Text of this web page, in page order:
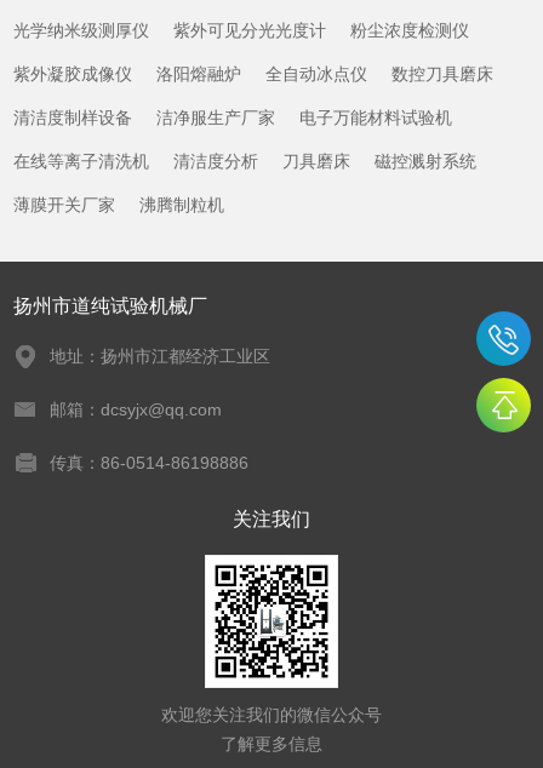
光学纳米级测厚仪 紫外可见分光光度计 粉尘浓度检测仪
紫外凝胶成像仪 洛阳熔融炉 全自动冰点仪 数控刀具磨床
清洁度制样设备 洁净服生产厂家 电子万能材料试验机
在线等离子清洗机 清洁度分析 刀具磨床 磁控溅射系统
薄膜开关厂家 沸腾制粒机
扬州市道纯试验机械厂
地址：扬州市江都经济工业区
邮箱：dcsyjx@qq.com
传真：86-0514-86198886
关注我们
欢迎您关注我们的微信公众号
了解更多信息